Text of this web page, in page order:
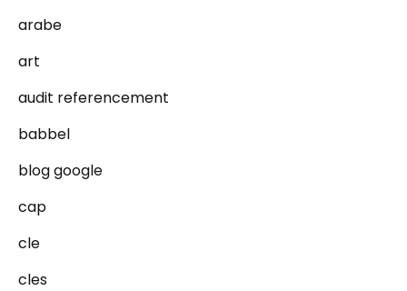
arabe
art
audit referencement
babbel
blog google
cap
cle
cles